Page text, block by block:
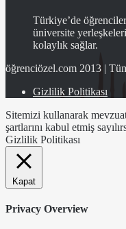
Türkiye’de
üniversite
kolaylık sağlar.
öğrenciözel.com 2013 |
Gizlilik Politikası
Sitemizi kullanarak
şartlarını kabul etmiş
Gizlilik Politikası
Kapat
Privacy Overview